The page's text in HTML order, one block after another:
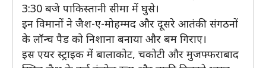
3:30 बजे पाकिस्तानी सीमा में घुसे।
इन विमानों ने जैश-ए-मोहम्मद और दूसरे आतंकी संगठनों
के लॉन्च पैड को निशाना बनाया और बम गिराए।
इस एयर स्ट्राइक में बालाकोट, चकोटी और मुजफ्फराबाद